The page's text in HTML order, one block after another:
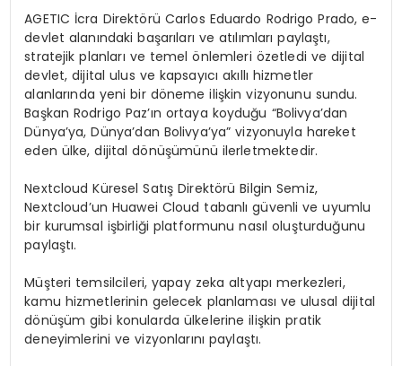
AGETIC İcra Direktörü Carlos Eduardo Rodrigo Prado, e-
devlet alanındaki başarıları ve atılımları paylaştı,
stratejik planları ve temel önlemleri özetledi ve dijital
devlet, dijital ulus ve kapsayıcı akıllı hizmetler
alanlarında yeni bir döneme ilişkin vizyonunu sundu.
Başkan Rodrigo Paz’ın ortaya koyduğu “Bolivya’dan
Dünya’ya, Dünya’dan Bolivya’ya” vizyonuyla hareket
eden ülke, dijital dönüşümünü ilerletmektedir.
Nextcloud Küresel Satış Direktörü Bilgin Semiz,
Nextcloud’un Huawei Cloud tabanlı güvenli ve uyumlu
bir kurumsal işbirliği platformunu nasıl oluşturduğunu
paylaştı.
Müşteri temsilcileri, yapay zeka altyapı merkezleri,
kamu hizmetlerinin gelecek planlaması ve ulusal dijital
dönüşüm gibi konularda ülkelerine ilişkin pratik
deneyimlerini ve vizyonlarını paylaştı.